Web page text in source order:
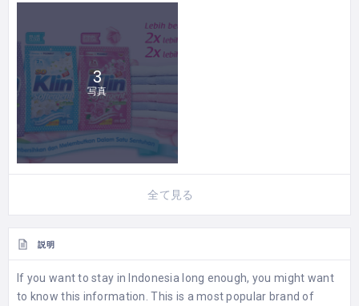
3
写真
全て見る
説明
If you want to stay in Indonesia long enough, you might want
to know this information. This is a most popular brand of